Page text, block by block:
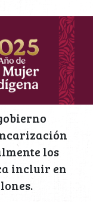
los
incluir en